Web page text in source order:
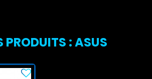
PRODUITS : ASUS